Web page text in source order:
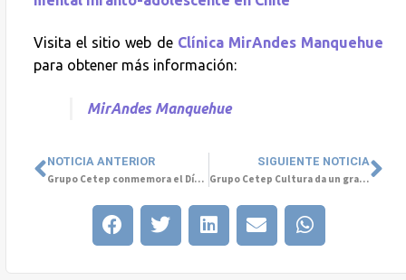
Visita el sitio web de Clínica MirAndes Manquehue
para obtener más información:
MirAndes Manquehue
NOTICIA ANTERIOR
Grupo Cetep conmemora el Día Mundial de la Salud con exposición internacional en la Universidad San Sebastián
SIGUIENTE NOTICIA
Grupo Cetep Cultura da un gran paso en nuestro camino hacia Colombia